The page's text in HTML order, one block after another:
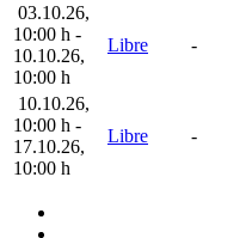
03.10.26,
10:00 h -
10.10.26,
10:00 h
Libre -
10.10.26,
10:00 h -
17.10.26,
10:00 h
Libre -